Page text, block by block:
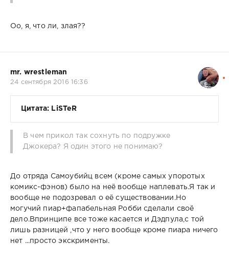
Оо, я, что ли, злая??
mr. wrestleman
24 сентября 2016 16:36
Цитата: LiSTeR
В чем прикол так сохнуть по подружке
Джокера? Я один этого не понимаю?
До отряда Самоубийц всем (кроме самых упоротых
комикс-фэнов) было на неё вообще наплевать.Я так и
вообще не подозревал о её существовании.Но
могучий пиар+фапабельная Робби сделали своё
дело.Впринципе все тоже касается и Дэдпула,с той
лишь разницей ,что у него вообще кроме пиара ничего
нет ...просто экскрименты.